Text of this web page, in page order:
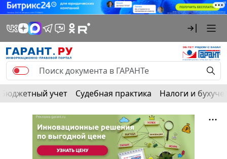
Бюджетный учет Судебная практика Налоги и